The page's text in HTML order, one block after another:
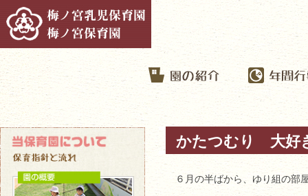
かたつむり 大好
６月の半ばから、ゆり組の部